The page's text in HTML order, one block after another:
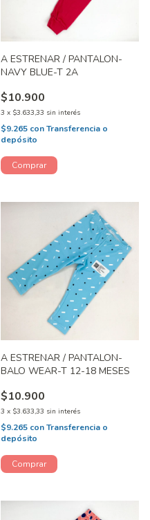
A ESTRENAR / PANTALON-
NAVY BLUE-T 2A
$10.900
3 x $3.633,33 sin interés
$9.265 conTransferencia o
depósito
A ESTRENAR / PANTALON-
BALO WEAR-T 12-18 MESES
$10.900
3 x $3.633,33 sin interés
$9.265 conTransferencia o
depósito